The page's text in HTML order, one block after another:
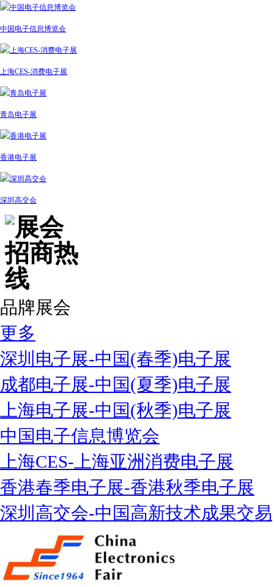
中国电子信息博览会
上海CES-消费电子展
青岛电子展
香港电子展
深圳高交会
品牌展会
更多
深圳电子展-中国(春季)电子展
成都电子展-中国(夏季)电子展
上海电子展-中国(秋季)电子展
中国电子信息博览会
上海CES-上海亚洲消费电子展
香港春季电子展-香港秋季电子展
深圳高交会-中国高新技术成果交易